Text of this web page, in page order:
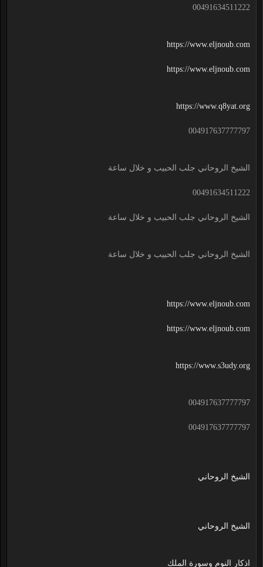
00491634511222
https://www.eljnoub.com
https://www.eljnoub.com
https://www.q8yat.org
004917637777797
الشيخ الروحاني جلب الحبيب و خلال ساعة
00491634511222
الشيخ الروحاني جلب الحبيب و خلال ساعة
الشيخ الروحاني جلب الحبيب و خلال ساعة
https://www.eljnoub.com
https://www.eljnoub.com
https://www.s3udy.org
004917637777797
004917637777797
الشيخ الروحاني
الشيخ الروحاني
اذكار النوم وسورة الملك